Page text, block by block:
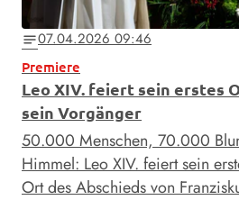
notes07.04.2026 09:46
Premiere
Leo XIV. feiert sein erstes
sein Vorgänger
50.000 Menschen, 70.000
Himmel: Leo XIV. feiert sein
Ort des Abschieds von